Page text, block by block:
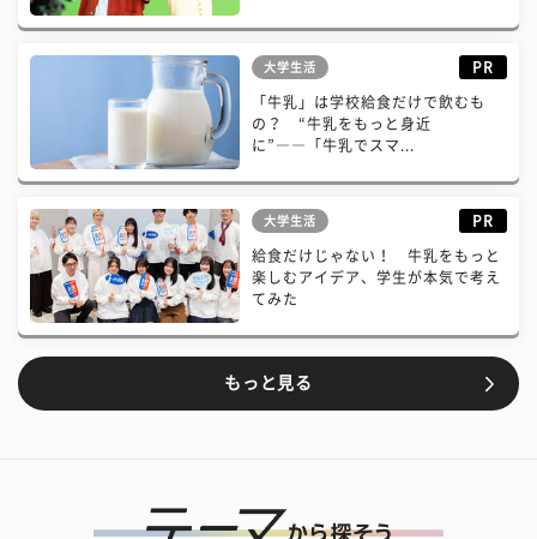
大学生活 PR
「牛乳」は学校給食だけで飲むも
の？ “牛乳をもっと身近
に”――「牛乳でスマ...
大学生活 PR
給食だけじゃない！ 牛乳をもっと
楽しむアイデア、学生が本気で考え
てみた
もっと見る